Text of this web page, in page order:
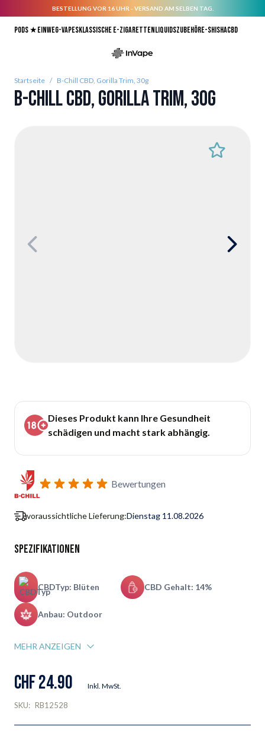
BESTELLUNG VOR 16 UHR - VERSAND AM SELBEN TAG.
Pods ★Einweg-VapesKlassische E-ZigarettenLiquidsZubehörE-ShishaCBD
Startseite / B-Chill CBD, Gorilla Trim, 30g
B-Chill CBD, Gorilla Trim, 30g
Dieses Produkt kann Ihre Gesundheit
schädigen und macht stark abhängig.
Bewertungen
voraussichtliche Lieferung:Dienstag 11.08.2026
Spezifikationen
CBDTyp: Blüten CBD Gehalt: 14%
Anbau: Outdoor
MEHR ANZEIGEN
CHF 24.90 Inkl. MwSt.
SKU: RB12528